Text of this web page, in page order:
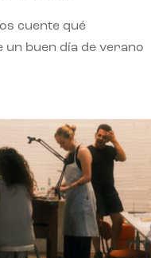
cuente qué
un buen día de verano